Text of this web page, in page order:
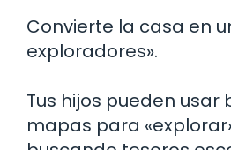
Convierte la casa en
exploradores».
Tus hijos pueden usar
mapas para